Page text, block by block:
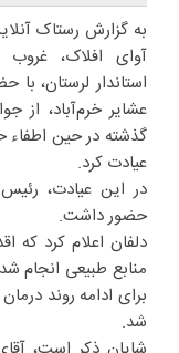
به گزارش رستاک
آوای افلاک، غروب
استاندار لرستان،
عشایر خرم‌آباد، از
گذشته در حین اطفاء
عیادت کرد.
در این عیادت، رئیس
حضور داشت.
دلفان اعلام کرد که
منابع طبیعی انجام
برای ادامه روند
شد.